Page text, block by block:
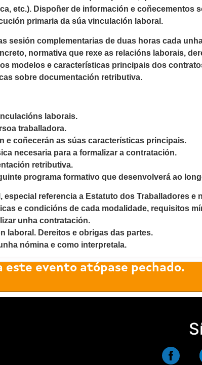
etc.). Dispoñer de información e coñecementos
primaria da súa vinculación laboral.
sesión complementarias de duas horas cada
normativa que rexe as relacións laborais,
modelos e características principais dos
sobre documentación retributiva.
laborais.
traballadora.
e coñecerán as súas características principais.
necesaria para a formalizar a contratación.
retributiva.
programa formativo que desenvolverá ao
referencia a Estatuto dos Traballadores e
e condicións de cada modalidade, requisitos
unha contratación.
laboral. Dereitos e obrigas das partes.
nómina e como interpretala.
este evento atópase pechado.